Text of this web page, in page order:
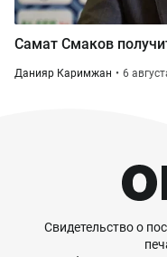
Самат Смаков
Данияр Каримжан 6
Свидетельство о